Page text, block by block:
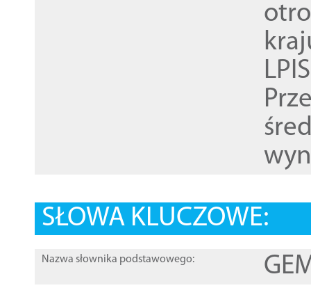
SŁOWA KLUCZOWE:
Nazwa słownika podstawowego: